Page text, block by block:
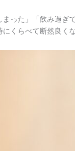
まった」「飲み過
くらべて断然良く